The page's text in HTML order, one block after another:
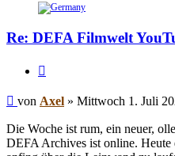
Re: DEFA Filmwelt
Beitrag
von Axel » Mittwoch 1. Juli
Die Woche ist rum, ein neuer,
DEFA Archives ist online. Heute